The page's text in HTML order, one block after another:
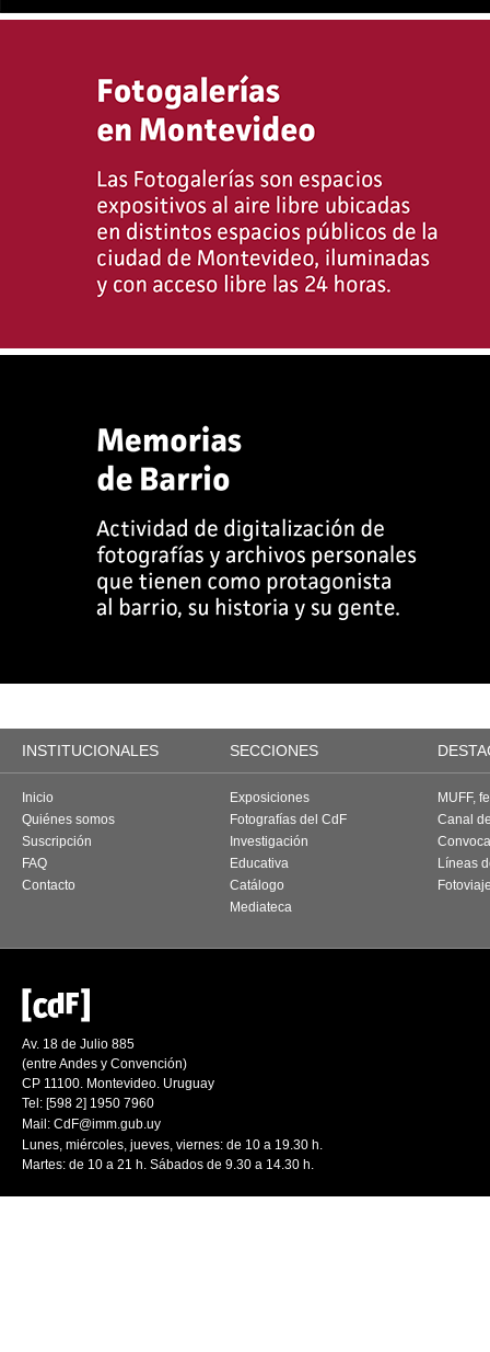
INSTITUCIONALES SECCIONES
Inicio
Quiénes somos
Suscripción
FAQ
Contacto
Exposiciones
Fotografías del CdF
Investigación
Educativa
Catálogo
Mediateca
MUFF,
Canal
Líneas
Av. 18 de Julio 885
(entre Andes y Convención)
CP 11100. Montevideo. Uruguay
Tel: [598 2] 1950 7960
Mail: CdF@imm.gub.uy
Lunes, miércoles, jueves, viernes: de 10 a 19.30 h.
Martes: de 10 a 21 h. Sábados de 9.30 a 14.30 h.